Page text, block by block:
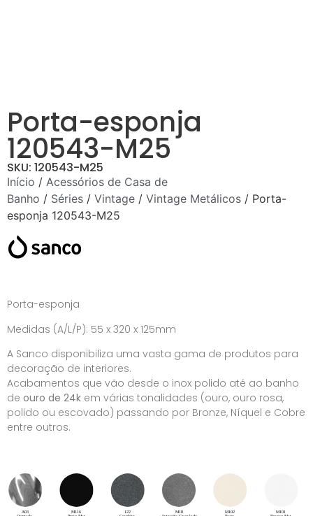
Porta-esponja
120543-M25
SKU: 120543-M25
Início / Acessórios de Casa de
Banho / Séries / Vintage / Vintage Metálicos / Porta-
esponja 120543-M25
Porta-esponja
Medidas (A/L/P): 55 x 320 x 125mm
A Sanco disponibiliza uma vasta gama de produtos para
decoração de interiores.
Acabamentos que vão desde o inox polido até ao banho
de ouro de 24k em várias tonalidades (ouro, ouro rosa,
polido ou escovado) passando por Bronze, Níquel e Cobre
entre outros.